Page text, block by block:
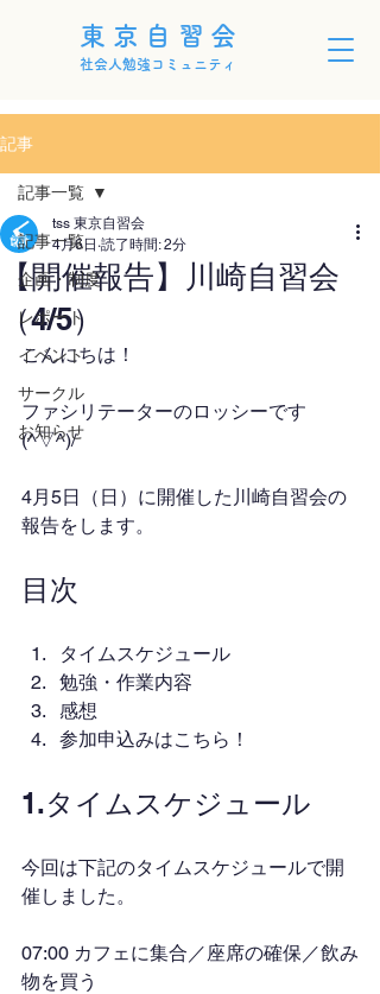
東京自習会
社会人勉強コミュニティ
記事
記事一覧
企画・制度
レポート
イベント
サークル
お知らせ
記事一覧
【開催報告】川崎自習会
（4/5）
tss 東京自習会
4月6日 読了時間: 2分
こんにちは！
ファシリテーターのロッシーです
(^▽^)/
4月5日（日）に開催した川崎自習会の
報告をします。
目次
タイムスケジュール
勉強・作業内容
感想
参加申込みはこちら！
1.タイムスケジュール
今回は下記のタイムスケジュールで開
催しました。
07:00 カフェに集合／座席の確保／飲み
物を買う